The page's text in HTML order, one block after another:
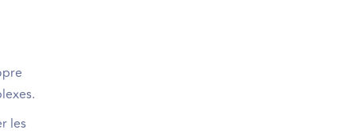
les